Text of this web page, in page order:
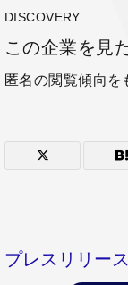
DISCOVERY
この企業を見
匿名の閲覧傾向を
プレスリリー